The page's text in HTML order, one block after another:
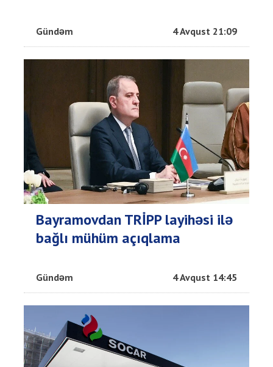
Gündəm 4 Avqust 21:09
Bayramovdan TRİPP layihəsi ilə
bağlı mühüm açıqlama
Gündəm 4 Avqust 14:45